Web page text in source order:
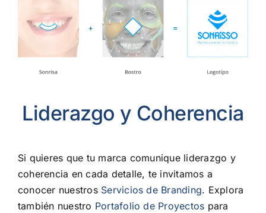
Liderazgo y Coherencia
Si quieres que tu marca comunique liderazgo y
coherencia en cada detalle, te invitamos a
conocer nuestros Servicios de Branding. Explora
también nuestro Portafolio de Proyectos para